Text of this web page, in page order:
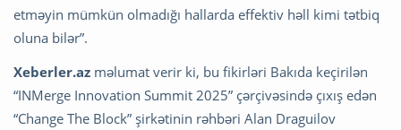
etməyin mümkün olmadığı hallarda effektiv həll kimi tətbiq
oluna bilər”.
Xeberler.az məlumat verir ki, bu fikirləri Bakıda keçirilən
“INMerge Innovation Summit 2025” çərçivəsində çıxış edən
“Change The Block” şirkətinin rəhbəri Alan Draguilov